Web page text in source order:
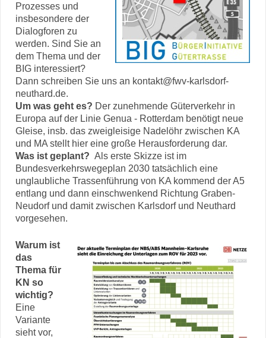
Prozesses und
insbesondere der
Dialogforen zu
werden. Sind Sie an
dem Thema und der
BIG interessiert?
Dann schreiben Sie uns an kontakt@fwv-karlsdorf-
neuthard.de.
Um was geht es? Der zunehmende Güterverkehr in
Europa auf der Linie Genua - Rotterdam benötigt neue
Gleise, insb. das zweigleisige Nadelöhr zwischen KA
und MA stellt hier eine große Herausforderung dar.
Was ist geplant? Als erste Skizze ist im
Bundesverkehrswegeplan 2030 tatsächlich eine
unglaubliche Trassenführung von KA kommend der A5
entlang und dann einschwenkend Richtung Graben-
Neudorf und damit zwischen Karlsdorf und Neuthard
vorgesehen.
Warum ist
das
Thema für
KN so
wichtig?
Eine
Variante
sieht vor,